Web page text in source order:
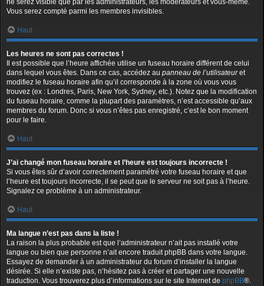
ne serez visible que par les administrateurs, les modérateurs et vous-même.
Vous serez compté parmi les membres invisibles.
Haut
Les heures ne sont pas correctes !
Il est possible que l’heure affichée utilise un fuseau horaire différent de celui
dans lequel vous êtes. Dans ce cas, accédez au panneau de l’utilisateuret
modifiez le fuseau horaire afin qu’il corresponde à la zone où vous vous
trouvez (ex : Londres, Paris, New York, Sydney, etc.). Notez que la modification
du fuseau horaire, comme la plupart des paramètres, n’est accessible qu’aux
membres du forum. Donc si vous n’êtes pas enregistré, c’est le bon moment
pour le faire.
Haut
J’ai changé mon fuseau horaire et l’heure est toujours incorrecte !
Si vous êtes sûr d’avoir correctement paramétré votre fuseau horaire et que
l’heure est toujours incorrecte, il se peut que le serveur ne soit pas à l’heure.
Signalez ce problème à un administrateur.
Haut
Ma langue n’est pas dans la liste !
La raison la plus probable est que l’administrateur n’ait pas installé votre
langue ou bien que personne n’ait encore traduit phpBB dans votre langue.
Essayez de demander à un administrateur du forum d’installer la langue
désirée. Si elle n’existe pas, n’hésitez pas à créer et partager une nouvelle
traduction. Vous trouverez plus d’informations sur le site Internet de phpBB®.